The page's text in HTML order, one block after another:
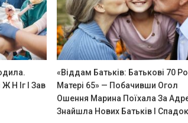
Н Іг I Зав
«Віддам Батьків: Батькові 70
Матері 65» — Побачивши Огол
Ошення Марина Поїхала За
Знайшла Нових Батьків І Спадок